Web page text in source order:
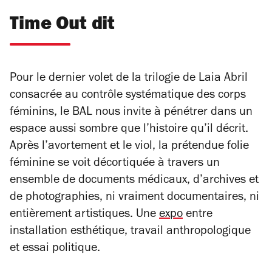
Time Out dit
Pour le dernier volet de la trilogie de Laia Abril
consacrée au contrôle systématique des corps
féminins, le BAL nous invite à pénétrer dans un
espace aussi sombre que l’histoire qu’il décrit.
Après l’avortement et le viol, la prétendue folie
féminine se voit décortiquée à travers un
ensemble de documents médicaux, d’archives et
de photographies, ni vraiment documentaires, ni
entièrement artistiques. Une expo entre
installation esthétique, travail anthropologique
et essai politique.